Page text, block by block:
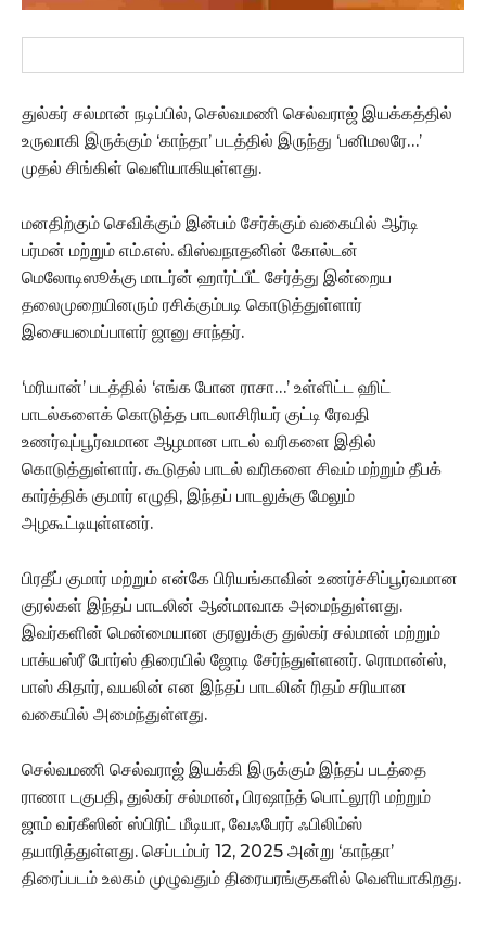
துல்கர் சல்மான் நடிப்பில், செல்வமணி செல்வராஜ் இயக்கத்தில்
உருவாகி இருக்கும் ‘காந்தா’ படத்தில் இருந்து ‘பனிமலரே…’
முதல் சிங்கிள் வெளியாகியுள்ளது.
மனதிற்கும் செவிக்கும் இன்பம் சேர்க்கும் வகையில் ஆர்டி
பர்மன் மற்றும் எம்.எஸ். விஸ்வநாதனின் கோல்டன்
மெலோடிஸூக்கு மாடர்ன் ஹார்ட்பீட் சேர்த்து இன்றைய
தலைமுறையினரும் ரசிக்கும்படி கொடுத்துள்ளார்
இசையமைப்பாளர் ஜானு சாந்தர்.
‘மரியான்’ படத்தில் ‘எங்க போன ராசா…’ உள்ளிட்ட ஹிட்
பாடல்களைக் கொடுத்த பாடலாசிரியர் குட்டி ரேவதி
உணர்வுப்பூர்வமான ஆழமான பாடல் வரிகளை இதில்
கொடுத்துள்ளார். கூடுதல் பாடல் வரிகளை சிவம் மற்றும் தீபக்
கார்த்திக் குமார் எழுதி, இந்தப் பாடலுக்கு மேலும்
அழகூட்டியுள்ளனர்.
பிரதீப் குமார் மற்றும் என்கே பிரியங்காவின் உணர்ச்சிப்பூர்வமான
குரல்கள் இந்தப் பாடலின் ஆன்மாவாக அமைந்துள்ளது.
இவர்களின் மென்மையான குரலுக்கு துல்கர் சல்மான் மற்றும்
பாக்யஸ்ரீ போர்ஸ் திரையில் ஜோடி சேர்ந்துள்ளனர். ரொமான்ஸ்,
பாஸ் கிதார், வயலின் என இந்தப் பாடலின் ரிதம் சரியான
வகையில் அமைந்துள்ளது.
செல்வமணி செல்வராஜ் இயக்கி இருக்கும் இந்தப் படத்தை
ராணா டகுபதி, துல்கர் சல்மான், பிரஷாந்த் பொட்லூரி மற்றும்
ஜாம் வர்கீஸின் ஸ்பிரிட் மீடியா, வேஃபேரர் ஃபிலிம்ஸ்
தயாரித்துள்ளது. செப்டம்பர் 12, 2025 அன்று ‘காந்தா’
திரைப்படம் உலகம் முழுவதும் திரையரங்குகளில் வெளியாகிறது.